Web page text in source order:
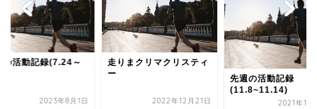
の活動記録(7.24～
2023年8月1日
走りまクリマクリスティ
ー
2022年12月21日
先週の活動記録
(11.8~11.14)
2021年11